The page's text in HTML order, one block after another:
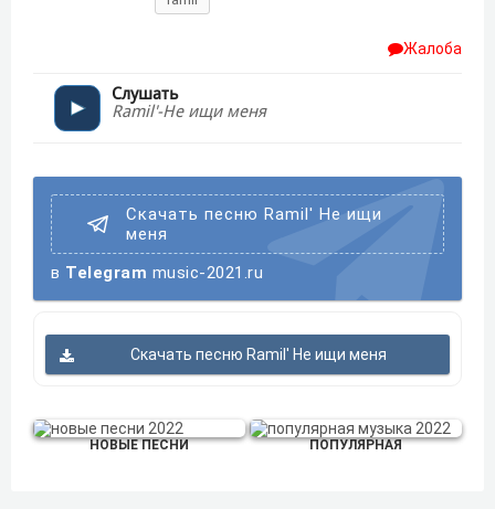
Жалоба
Слушать
Ramil'-Не ищи меня
Скачать песню Ramil' Не ищи
меня
в Telegram music-2021.ru
Скачать песню Ramil' Не ищи меня
НОВЫЕ ПЕСНИ ПОПУЛЯРНАЯ